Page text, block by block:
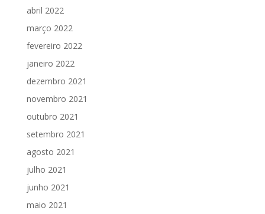
abril 2022
março 2022
fevereiro 2022
janeiro 2022
dezembro 2021
novembro 2021
outubro 2021
setembro 2021
agosto 2021
julho 2021
junho 2021
maio 2021